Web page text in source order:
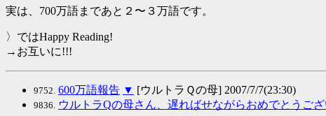
実は、700万語まであと２〜３万語です。
〉ではHappy Reading!
→お互いに!!!
9752. 600万語報告 ▼ [ウルトラＱの母] 2007/7/7(23:30)
9836. ウルトラQの母さん、遅ればせながらおめでとうござ